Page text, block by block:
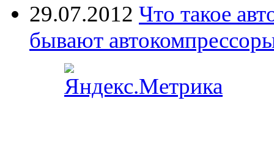
29.07.2012 Что такое
бывают